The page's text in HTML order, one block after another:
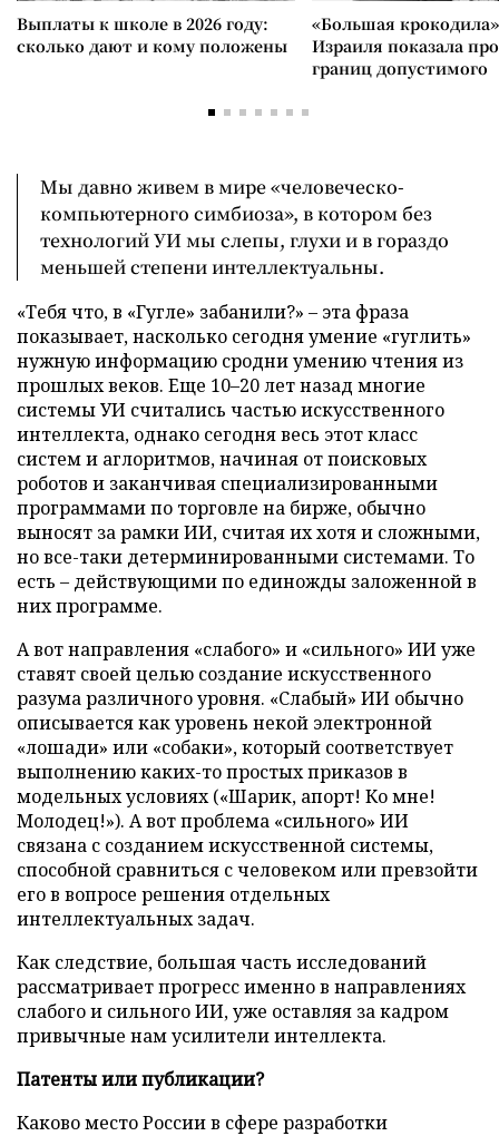
Выплаты к школе в 2026 году:
сколько дают и кому положены
«Большая
Израиля показала
границ допустимого
Мы давно живем в мире «человеческо-
компьютерного симбиоза», в котором без
технологий УИ мы слепы, глухи и в гораздо
меньшей степени интеллектуальны.
«Тебя что, в «Гугле» забанили?» – эта фраза
показывает, насколько сегодня умение «гуглить»
нужную информацию сродни умению чтения из
прошлых веков. Еще 10–20 лет назад многие
системы УИ считались частью искусственного
интеллекта, однако сегодня весь этот класс
систем и аглоритмов, начиная от поисковых
роботов и заканчивая специализированными
программами по торговле на бирже, обычно
выносят за рамки ИИ, считая их хотя и сложными,
но все-таки детерминированными системами. То
есть – действующими по единожды заложенной в
них программе.
А вот направления «слабого» и «сильного» ИИ уже
ставят своей целью создание искусственного
разума различного уровня. «Слабый» ИИ обычно
описывается как уровень некой электронной
«лошади» или «собаки», который соответствует
выполнению каких-то простых приказов в
модельных условиях («Шарик, апорт! Ко мне!
Молодец!»). А вот проблема «сильного» ИИ
связана с созданием искусственной системы,
способной сравниться с человеком или превзойти
его в вопросе решения отдельных
интеллектуальных задач.
Как следствие, большая часть исследований
рассматривает прогресс именно в направлениях
слабого и сильного ИИ, уже оставляя за кадром
привычные нам усилители интеллекта.
Патенты или публикации?
Каково место России в сфере разработки